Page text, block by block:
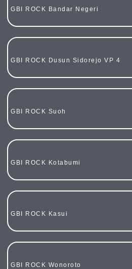
GBI ROCK Bandar Negeri
GBI ROCK Dusun Sidorejo VP 4
GBI ROCK Suoh
GBI ROCK Kotabumi
GBI ROCK Kasui
GBI ROCK Wonoroto